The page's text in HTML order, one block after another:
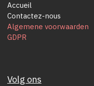
Accueil
Contactez-nous
Algemene voorwaarden
GDPR
Volg ons